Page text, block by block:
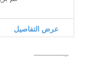
عرض التفاصيل